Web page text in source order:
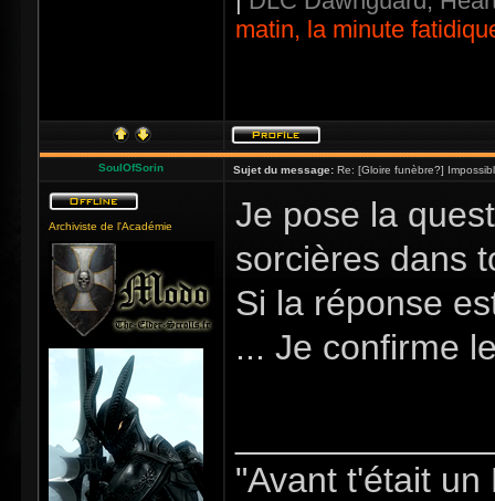
matin, la minute
SoulOfSorin Sujet du message: Re: [Gloire funèbre?]
Archiviste de l'Académie
Je pose la
sorcières dans
Si la réponse
... Je confirme
"Avant t'était